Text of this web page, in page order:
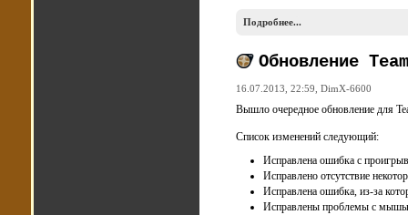
Подробнее...
Обновление
16.07.2013, 22:59, DimX-6600
Вышло очередное обновление для
Список изменений следующий:
Исправлена ошибка с
Исправлено отсутствие
Исправлена ошибка, из-за
Исправлены проблемы с